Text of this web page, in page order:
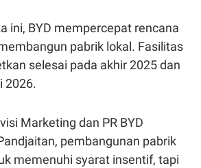
ini, BYD mempercepat rencana
pabrik lokal. Fasilitas
selesai pada akhir 2025 dan
2026.
Marketing dan PR BYD
pembangunan pabrik
memenuhi syarat insentif, tapi